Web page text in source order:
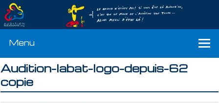
Menu
Audition-labat-logo-depuis-62
copie